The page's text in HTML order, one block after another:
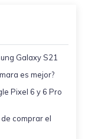
Galaxy S21
es mejor?
Pixel 6 y 6 Pro
comprar el